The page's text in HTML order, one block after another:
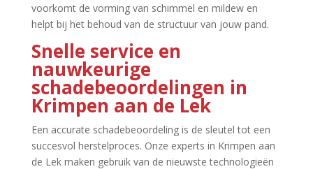
voorkomt de vorming van schimmel en mildew en
helpt bij het behoud van de structuur van jouw pand.​
Snelle service en
nauwkeurige
schadebeoordelingen in
Krimpen aan de Lek
Een accurate schadebeoordeling is de sleutel tot een
succesvol herstelproces.​ Onze experts in Krimpen aan
de Lek maken gebruik van de nieuwste technologieën